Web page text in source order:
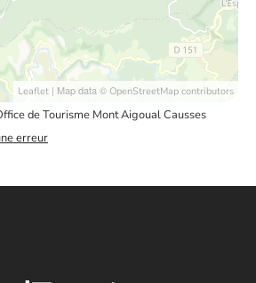
Leaflet | Map data © OpenStreetMap contributors
de Tourisme Mont Aigoual Causses
erreur